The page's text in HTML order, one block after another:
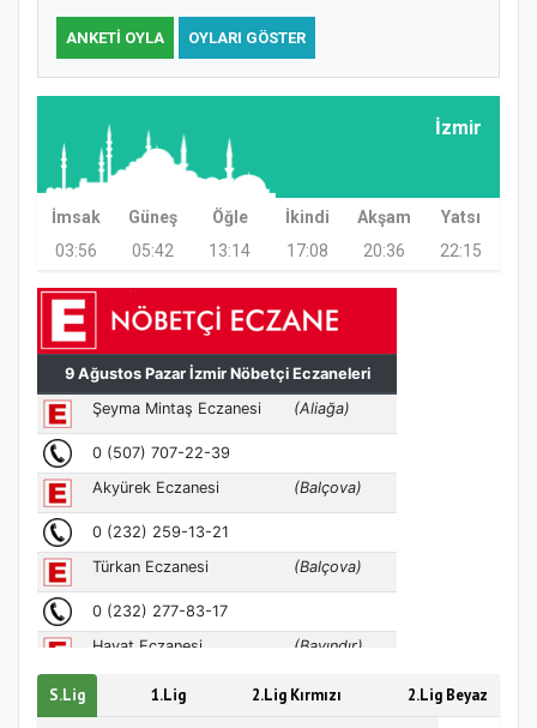
Etkinliği
koparıyor mu?
ANKETI OYLA OYLARI GÖSTER
İzmir
İmsak Güneş Öğle İkindi Akşam
Yatsı
03:56
05:42 13:14 17:08 20:36 22:15
S.Lig 1.Lig 2.Lig Kırmızı 2.Lig Beyaz